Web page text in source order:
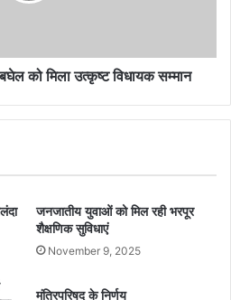
को मिला उत्कृष्ट विधायक सम्मान
जनजातीय युवाओं को मिल रही भरपूर
शैक्षणिक सुविधाएं
November 9, 2025
मंत्रिपरिषद के निर्णय